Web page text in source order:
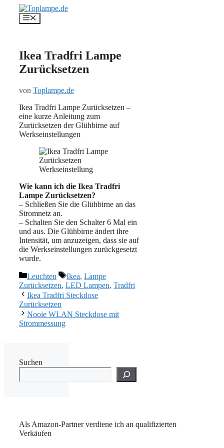
Inhalt
springen
Menü
Ikea Tradfri Lampe
Zurücksetzen
von Toplampe.de
Ikea Tradfri Lampe Zurücksetzen –
eine kurze Anleitung zum
Zurücksetzen der Glühbirne auf
Werkseinstellungen
Wie kann ich die Ikea Tradfri
Lampe Zurücksetzen?
– Schließen Sie die Glühbirne an das
Stromnetz an.
– Schalten Sie den Schalter 6 Mal ein
und aus. Die Glühbirne ändert ihre
Intensität, um anzuzeigen, dass sie auf
die Werkseinstellungen zurückgesetzt
wurde.
Kategorien
Leuchten Schlagwörter
Ikea, Lampe
Zurücksetzen, LED Lampen, Tradfri
Ikea Tradfri Steckdose
Zurücksetzen
Nooie WLAN Steckdose mit
Strommessung
Suchen
Als Amazon-Partner verdiene ich an qualifizierten
Verkäufen